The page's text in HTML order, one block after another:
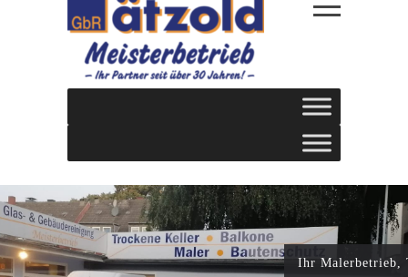
Ihr Malerbetrieb,